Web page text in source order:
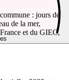
: jours de
de la mer,
et du GIEC,